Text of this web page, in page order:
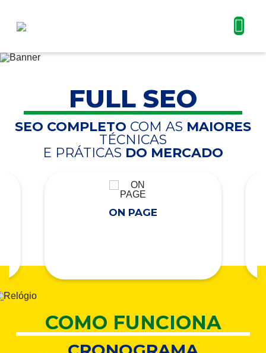
FULL SEO
SEO COMPLETO COM AS MAIORES
TÉCNICAS
E PRÁTICAS DO MERCADO
ON PAGE
COMO FUNCIONA